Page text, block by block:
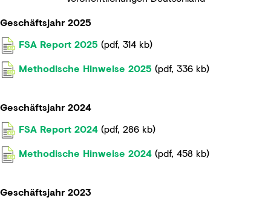
Geschäftsjahr 2025
FSA Report 2025 (pdf, 314 kb)
Methodische Hinweise 2025 (pdf, 336 kb)
Geschäftsjahr 2024
FSA Report 2024 (pdf, 286 kb)
Methodische Hinweise 2024 (pdf, 458 kb)
Geschäftsjahr 2023